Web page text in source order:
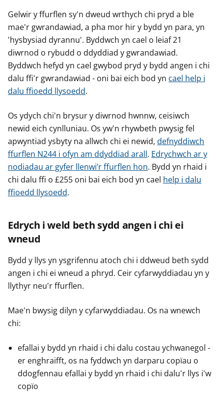
Gelwir y ffurflen sy'n dweud wrthych chi pryd a ble
mae'r gwrandawiad, a pha mor hir y bydd yn para, yn
'hysbysiad dyrannu'. Byddwch yn cael o leiaf 21
diwrnod o rybudd o ddyddiad y gwrandawiad.
Byddwch hefyd yn cael gwybod pryd y bydd angen i chi
dalu ffi'r gwrandawiad - oni bai eich bod yn cael help i
dalu ffioedd llysoedd.
Os ydych chi'n brysur y diwrnod hwnnw, ceisiwch
newid eich cynlluniau. Os yw'n rhywbeth pwysig fel
apwyntiad ysbyty na allwch chi ei newid, defnyddiwch
ffurflen N244 i ofyn am ddyddiad arall. Edrychwch ar y
nodiadau ar gyfer llenwi’r ffurflen hon. Bydd yn rhaid i
chi dalu ffi o £255 oni bai eich bod yn cael help i dalu
ffioedd llysoedd.
Edrych i weld beth sydd angen i chi ei
wneud
Bydd y llys yn ysgrifennu atoch chi i ddweud beth sydd
angen i chi ei wneud a phryd. Ceir cyfarwyddiadau yn y
llythyr neu'r ffurflen.
Mae'n bwysig dilyn y cyfarwyddiadau. Os na wnewch
chi:
efallai y bydd yn rhaid i chi dalu costau ychwanegol -
er enghraifft, os na fyddwch yn darparu copïau o
ddogfennau efallai y bydd yn rhaid i chi dalu'r llys i'w
copïo